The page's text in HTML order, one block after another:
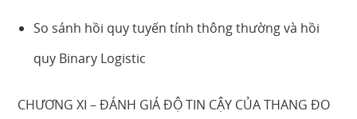
So sánh hồi quy tuyến tính thông thường và hồi
quy Binary Logistic
CHƯƠNG XI – ĐÁNH GIÁ ĐỘ TIN CẬY CỦA THANG ĐO